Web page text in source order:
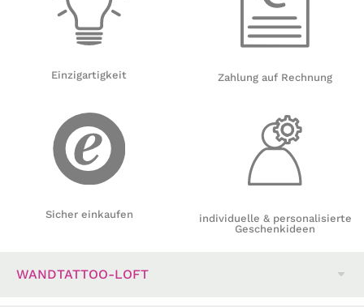
Einzigartigkeit
Sicher einkaufen
Zahlung auf Rechnung
individuelle & personalisierte
Geschenkideen
WANDTATTOO-LOFT